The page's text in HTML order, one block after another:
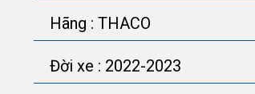
Hãng : THACO
Đời xe : 2022-2023